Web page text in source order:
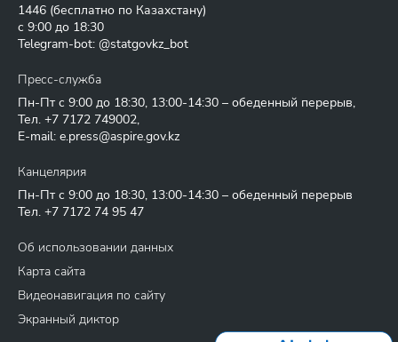
1446 (бесплатно по Казахстану)
с 9:00 до 18:30
Telegram-bot: @statgovkz_bot
Пресс-служба
Пн-Пт с 9:00 до 18:30, 13:00-14:30 – обеденный перерыв,
Тел. +7 7172 749002,
E-mail: e.press@aspire.gov.kz
Канцелярия
Пн-Пт с 9:00 до 18:30, 13:00-14:30 – обеденный перерыв
Тел. +7 7172 74 95 47
Об использовании данных
Карта сайта
Видеонавигация по сайту
Экранный диктор